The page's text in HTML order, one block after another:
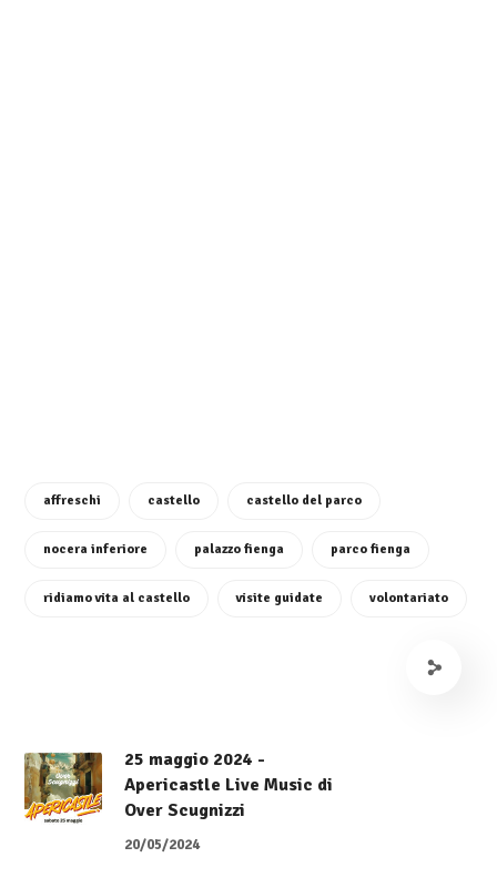
affreschi castello castello del parco
nocera inferiore palazzo fienga parco fienga
ridiamo vita al castello visite guidate volontariato
25 maggio 2024 -
Apericastle Live Music di
Over Scugnizzi
20/05/2024